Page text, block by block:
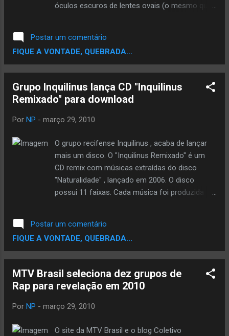
óculos escuros de lentes ovais (o mesmo que
córrego que mistura o barulho da água corrente
com um sambinha de leve no violão.
Acompanhado por seu irmão e produtor
coletivo Bigorna, Letz Spíndola, passa alguns
minutos cantando e batucando na mesa. A
recepção da sua primeira vez em Campo
show incrível que irá fazer mais tarde e marcar
história como atração especial da Bigornada do
dia 13 de Março. Festa realizada pela Bigorna
Produções mensalmente, sempre com bandas
locais e convidados especiais do circuito
Postar um comentário
FIQUE A VONTADE, QUEBRADA...
Grupo Inquilinus lança CD "Inquilinus
Remixado" para download
Por NP - março 29, 2010
O grupo recifense Inquilinus , acaba de lançar
mais um disco. O "Inquilinus Remixado" é um
CD remix com músicas extraídas do disco
"Naturalidade" , lançado em 2006. O disco
possui 11 faixas. Cada música foi produzida
Curitiba (PR), Campina Grande (PB), Salvador
(BA), Belo Horizonte (MG), São Paulo (SP),
entre outros. A proposta do Inquilinus de lançar
músicas do seu primeiro trabalho, feitas em
diferentes versões por outros produtores. Uma
oportunidade de reunir em um único disco, o
Brasil. Após divulgar o Inquilinus Remixado pelo
Postar um comentário
FIQUE A VONTADE, QUEBRADA...
MTV Brasil seleciona dez grupos de
Rap para revelação em 2010
Por NP - março 29, 2010
O site da MTV Brasil e o blog Coletivo